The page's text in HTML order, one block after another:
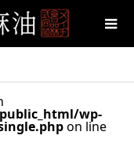
wp-
on line